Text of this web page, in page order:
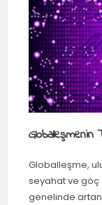
Globalleşmenin
Globalleşme,
seyahat ve göç
genelinde